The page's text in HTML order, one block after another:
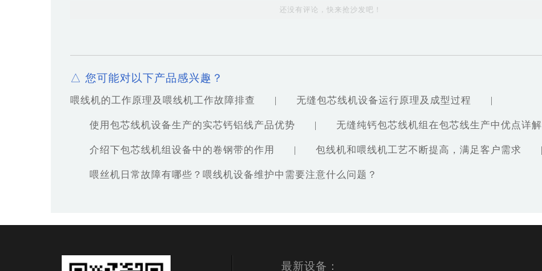
还没有评论，快来抢沙发吧！
△ 您可能对以下产品感兴趣？
喂线机的工作原理及喂线机工作故障排查 | 无缝包芯线机设备运行原理及成型过程 |
使用包芯线机设备生产的实芯钙铝线产品优势 | 无缝纯钙包芯线机组在包芯线生产中优点详解
介绍下包芯线机组设备中的卷钢带的作用 | 包线机和喂线机工艺不断提高，满足客户需求
喂丝机日常故障有哪些？喂线机设备维护中需要注意什么问题？
最新设备：